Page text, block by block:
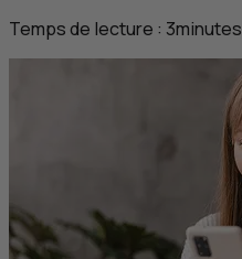
Temps de lecture : 3minutes